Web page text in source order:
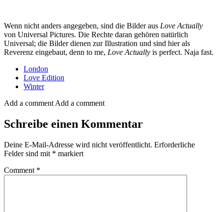
Wenn nicht anders angegeben, sind die Bilder aus Love Actually
von Universal Pictures. Die Rechte daran gehören natürlich
Universal; die Bilder dienen zur Illustration und sind hier als
Reverenz eingebaut, denn to me, Love Actually is perfect. Naja fast.
London
Love Edition
Winter
Add a comment Add a comment
Schreibe einen Kommentar
Deine E-Mail-Adresse wird nicht veröffentlicht. Erforderliche
Felder sind mit * markiert
Comment *